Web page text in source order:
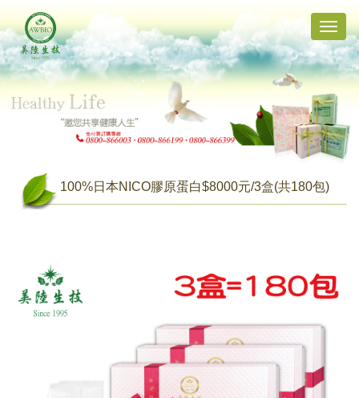
Toggle
100%日本NICO膠原蛋白$8000元/3盒(共180包)